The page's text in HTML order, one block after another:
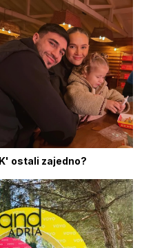
ostali zajedno?